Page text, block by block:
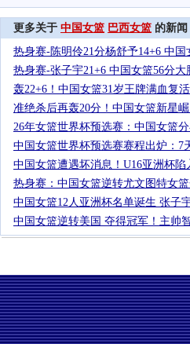
更多关于 中国女篮 巴西女篮 的新闻
热身赛-陈明伶21分杨舒予14+6 中国
热身赛-张子宇21+6 中国女篮56分大
轰22+6！中国女篮31岁王牌满血复
准绝杀后再轰20分！中国女篮新星
26年女篮世界杯预选赛：中国女篮
中国女篮世界杯预选赛赛程出炉：7
中国女篮遭遇坏消息！U16亚洲杯陷
热身赛：中国女篮逆转尤文图特女
中国女篮12人亚洲杯名单诞生 张子
中国女篮逆转美国 夺得冠军！主帅